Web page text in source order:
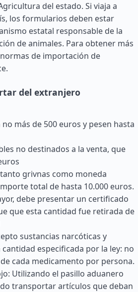
del estado. Si viaja a
los formularios deben estar
estatal responsable de la
de animales. Para obtener más
de importación de
del extranjero
más de 500 euros y pesen hasta
no destinados a la venta, que
grivnas como moneda
total de hasta 10.000 euros.
debe presentar un certificado
que esta cantidad fue retirada de
sustancias narcóticas y
especificada por la ley: no
cada medicamento por persona.
Utilizando el pasillo aduanero
transportar artículos que deban